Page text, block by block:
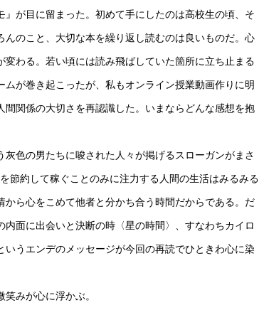
が目に留まった。初めて手にしたのは高校生の頃、そ
のこと、大切な本を繰り返し読むのは良いものだ。心
わる。若い頃には読み飛ばしていた箇所に立ち止まる
が巻き起こったが、私もオンライン授業動画作りに明
関係の大切さを再認識した。いまならどんな感想を抱
色の男たちに唆された人々が掲げるスローガンがまさ
節約して稼ぐことのみに注力する人間の生活はみるみる
ら心をこめて他者と分かち合う時間だからである。だ
面に出会いと決断の時〈星の時間〉、すなわちカイロ
うエンデのメッセージが今回の再読でひときわ心に染
みが心に浮かぶ。